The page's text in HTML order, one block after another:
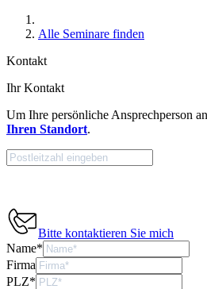
Alle Seminare finden
Kontakt
Ihr Kontakt
Um Ihre persönliche Ansprechperson
Ihren Standort.
Bitte kontaktieren Sie mich
Name*
Firma
PLZ*